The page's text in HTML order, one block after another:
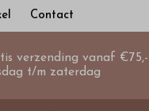
Contact
verzending vanaf
t/m zaterdag